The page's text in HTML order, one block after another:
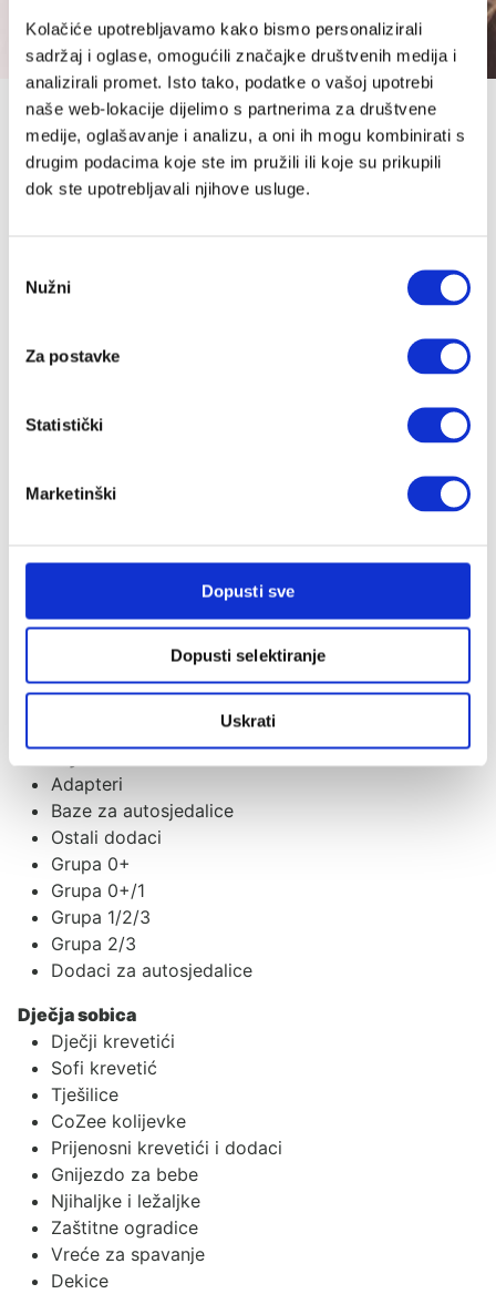
Kolačiće upotrebljavamo kako bismo personalizirali
sadržaj i oglase, omogućili značajke društvenih medija i
analizirali promet. Isto tako, podatke o vašoj upotrebi
naše web-lokacije dijelimo s partnerima za društvene
medije, oglašavanje i analizu, a oni ih mogu kombinirati s
drugim podacima koje ste im pružili ili koje su prikupili
dok ste upotrebljavali njihove usluge.
pristanka
Nužni
Za postavke
Statistički
Marketinški
Dopusti sve
Dopusti selektiranje
Uskrati
Prijavite se na Cutie newsletter i
ostvarite do 10 % popusta (:
*Provjeriti neželjenu poštu.
Email
Pošalji
Kategorije
Akcije
Novo u ponudi
Autosjedalice
Adapteri
Baze za autosjedalice
Ostali dodaci
Grupa 0+
Grupa 0+/1
Grupa 1/2/3
Grupa 2/3
Dodaci za autosjedalice
Dječja sobica
Dječji krevetići
Sofi krevetić
Tješilice
CoZee kolijevke
Prijenosni krevetići i dodaci
Gnijezdo za bebe
Njihaljke i ležaljke
Zaštitne ogradice
Vreće za spavanje
Dekice